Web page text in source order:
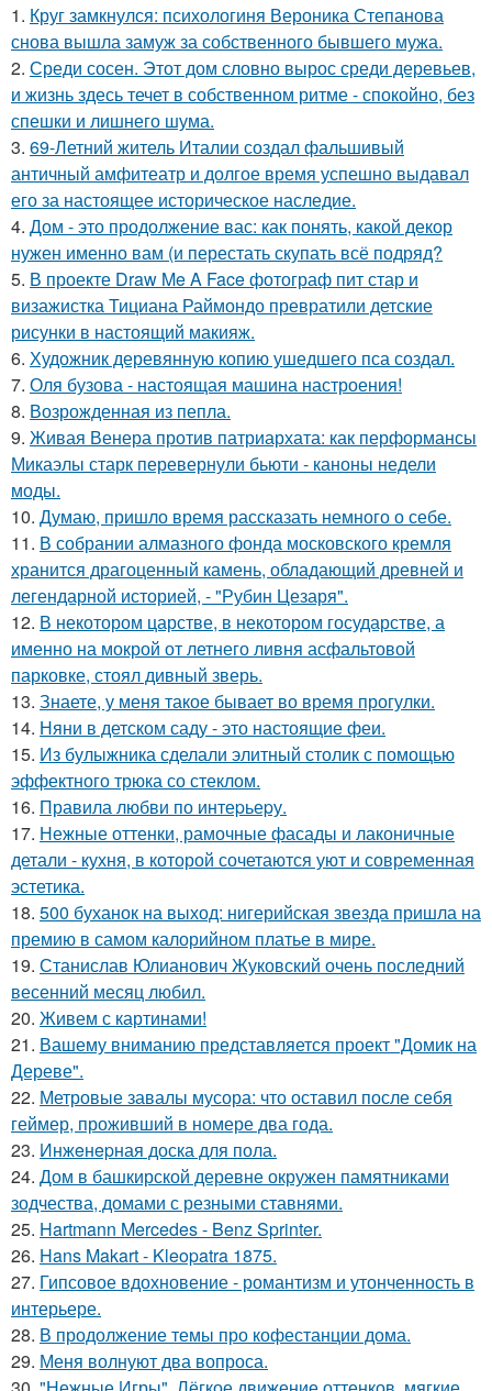
1. Круг замкнулся: психологиня Вероника Степанова
снова вышла замуж за собственного бывшего мужа.
2. Среди сосен. Этот дом словно вырос среди деревьев,
и жизнь здесь течет в собственном ритме - спокойно, без
спешки и лишнего шума.
3. 69-Летний житель Италии создал фальшивый
античный амфитеатр и долгое время успешно выдавал
его за настоящее историческое наследие.
4. Дом - это продолжение вас: как понять, какой декор
нужен именно вам (и перестать скупать всё подряд?
5. В проекте Draw Me A Face фотограф пит стар и
визажистка Тициана Раймондо превратили детские
рисунки в настоящий макияж.
6. Художник деревянную копию ушедшего пса создал.
7. Оля бузова - настоящая машина настроения!
8. Возрожденная из пепла.
9. Живая Венера против патриархата: как перформансы
Микаэлы старк перевернули бьюти - каноны недели
моды.
10. Думаю, пришло время рассказать немного о себе.
11. В собрании алмазного фонда московского кремля
хранится драгоценный камень, обладающий древней и
легендарной историей, - "Рубин Цезаря".
12. В некотором царстве, в некотором государстве, а
именно на мокрой от летнего ливня асфальтовой
парковке, стоял дивный зверь.
13. Знаете, у меня такое бывает во время прогулки.
14. Няни в детском саду - это настоящие феи.
15. Из булыжника сделали элитный столик с помощью
эффектного трюка со стеклом.
16. Правила любви по интеpьеpу.
17. Нежные оттенки, рамочные фасады и лаконичные
детали - кухня, в которой сочетаются уют и современная
эстетика.
18. 500 буханок на выход: нигерийская звезда пришла на
премию в самом калорийном платье в мире.
19. Станислав Юлианович Жуковский очень последний
весенний месяц любил.
20. Живем с картинами!
21. Вашему вниманию представляется проект "Домик на
Дереве".
22. Метровые завалы мусора: что оставил после себя
геймер, проживший в номере два года.
23. Инжeнepная доска для пола.
24. Дом в башкирской деревне окружен памятниками
зодчества, домами с резными ставнями.
25. Hartmann Mercedes - Benz Sprinter.
26. Hans Makart - Kleopatra 1875.
27. Гипсовое вдохновение - романтизм и утонченность в
интерьере.
28. В продолжение темы про кофестанции дома.
29. Меня волнуют два вопроса.